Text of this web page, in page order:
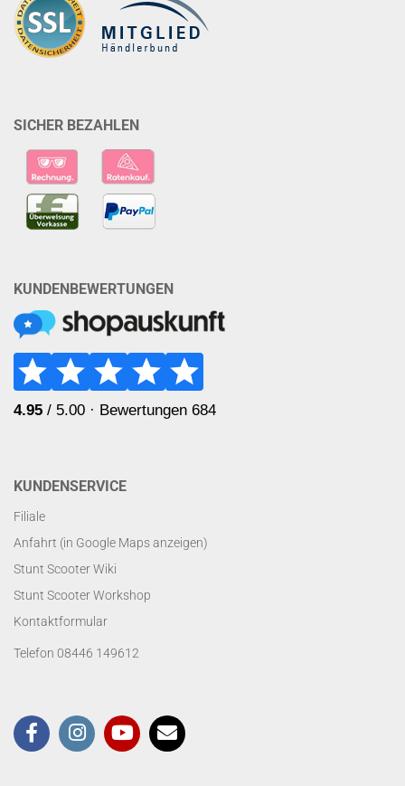
SICHER BEZAHLEN
KUNDENBEWERTUNGEN
KUNDENSERVICE
Filiale
Anfahrt (in Google Maps anzeigen)
Stunt Scooter Wiki
Stunt Scooter Workshop
Kontaktformular
Telefon 08446 149612